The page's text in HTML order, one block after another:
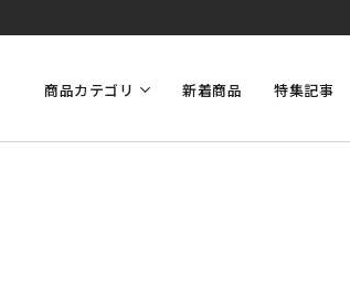
商品カテゴリ 新着商品 特集記事